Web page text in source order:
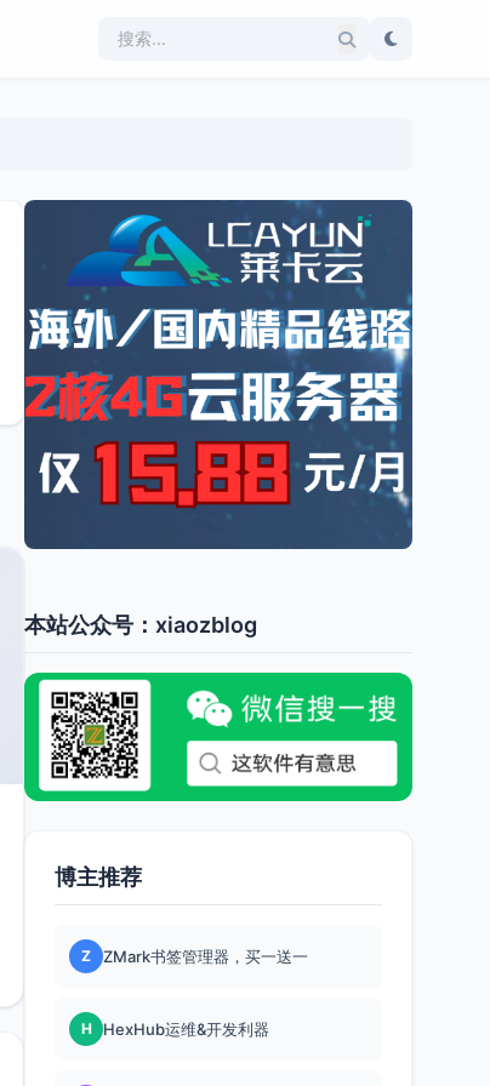
本站公众号：xiaozblog
博主推荐
Z ZMark书签管理器，买一送一
H HexHub运维&开发利器